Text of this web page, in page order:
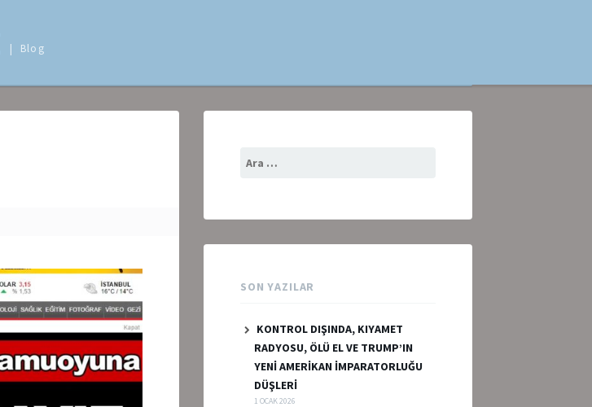
Blog
SON YAZILAR
KONTROL DIŞINDA, KIYAMET
RADYOSU, ÖLÜ EL VE TRUMP’IN
YENİ AMERİKAN İMPARATORLUĞU
DÜŞLERİ
1 OCAK 2026